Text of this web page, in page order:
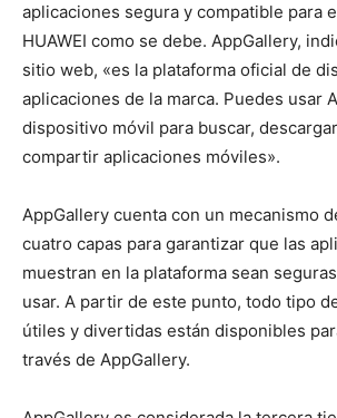
aplicaciones segura y compatible para
HUAWEI como se debe. AppGallery,
sitio web, «es la plataforma oficial de
aplicaciones de la marca. Puedes usar
dispositivo móvil para buscar,
compartir aplicaciones móviles».
AppGallery cuenta con un mecanismo
cuatro capas para garantizar que las
muestran en la plataforma sean
usar. A partir de este punto, todo tipo
útiles y divertidas están disponibles
través de AppGallery.